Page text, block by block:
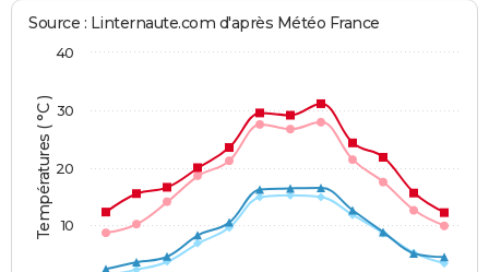
Températures ( °C )
Source : Linternaute.com d'après Météo France
10
20
30
40